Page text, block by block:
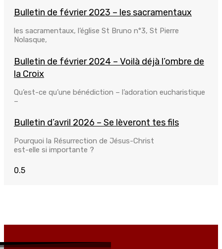
Bulletin de février 2023 – les sacramentaux
les sacramentaux, l’église St Bruno n°3, St Pierre
Nolasque,
Bulletin de février 2024 – Voilà déjà l’ombre de
la Croix
Qu’est-ce qu’une bénédiction – l’adoration eucharistique
–
Bulletin d’avril 2026 – Se lèveront tes fils
Pourquoi la Résurrection de Jésus-Christ
est-elle si importante ?